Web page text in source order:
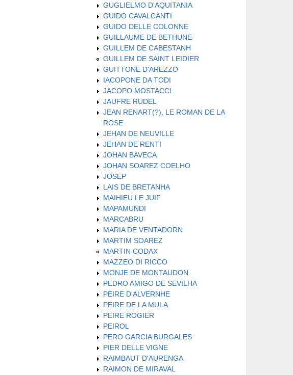
GUGLIELMO D'AQUITANIA
GUIDO CAVALCANTI
GUIDO DELLE COLONNE
GUILLAUME DE BETHUNE
GUILLEM DE CABESTANH
GUILLEM DE SAINT LEIDIER
GUITTONE D'AREZZO
IACOPONE DA TODI
JACOPO MOSTACCI
JAUFRE RUDEL
JEAN RENART(?), LE ROMAN DE LA
ROSE
JEHAN DE NEUVILLE
JEHAN DE RENTI
JOHAN BAVECA
JOHAN SOAREZ COELHO
JOSEP
LAIS DE BRETANHA
MAIHIEU LE JUIF
MAPAMUNDI
MARCABRU
MARIA DE VENTADORN
MARTIM SOAREZ
MARTIN CODAX
MAZZEO DI RICCO
MONJE DE MONTAUDON
PEDRO AMIGO DE SEVILHA
PEIRE D'ALVERNHE
PEIRE DE LA MULA
PEIRE ROGIER
PEIROL
PERO GARCIA BURGALES
PIER DELLE VIGNE
RAIMBAUT D'AURENGA
RAIMON DE MIRAVAL